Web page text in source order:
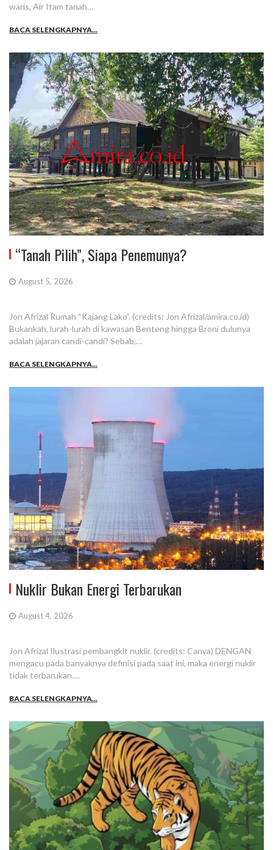
waris, Air Itam tanah…
BACA SELENGKAPNYA...
“Tanah Pilih”, Siapa Penemunya?
August 5, 2026
Jon Afrizal Rumah “Kajang Lako”. (credits: Jon Afrizal/amira.co.id)
Bukankah, lurah-lurah di kawasan Benteng hingga Broni dulunya
adalah jajaran candi-candi? Sebab,…
BACA SELENGKAPNYA...
Nuklir Bukan Energi Terbarukan
August 4, 2026
Jon Afrizal Ilustrasi pembangkit nuklir. (credits: Canva) DENGAN
mengacu pada banyaknya definisi pada saat ini, maka energi nuklir
tidak terbarukan….
BACA SELENGKAPNYA...